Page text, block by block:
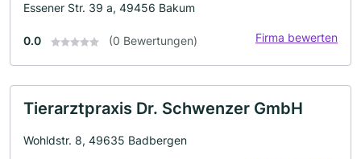
Essener Str. 39 a, 49456 Bakum
0.0 (0 Bewertungen) Firma bewerten
Tierarztpraxis Dr. Schwenzer GmbH
Wohldstr. 8, 49635 Badbergen